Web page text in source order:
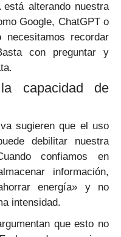
alterando nuestra
Google, ChatGPT o
recordar
con preguntar y
capacidad de
sugieren que el uso
debilitar nuestra
confiamos en
información,
energía» y no
intensidad.
que esto no